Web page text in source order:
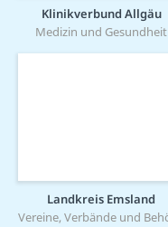
Klinikverbund Allgäu
Medizin und Gesundheit
Landkreis Emsland